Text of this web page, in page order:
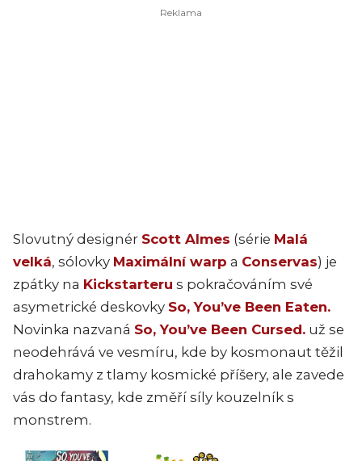
Slovutný designér Scott Almes (série Malá
velká, sólovky Maximální warp a Conservas) je
zpátky na Kickstarteru s pokračováním své
asymetrické deskovky So, You’ve Been Eaten.
Novinka nazvaná So, You’ve Been Cursed. už se
neodehrává ve vesmíru, kde by kosmonaut těžil
drahokamy z tlamy kosmické příšery, ale zavede
vás do fantasy, kde změří síly kouzelník s
monstrem.